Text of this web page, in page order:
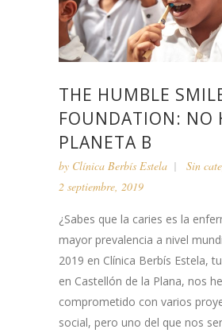
THE HUMBLE
FOUNDATION: NO
PLANETA B
by Clínica Berbís Estela
Sin
2 septiembre, 2019
¿Sabes que la caries es la
mayor prevalencia a nivel
2019 en Clínica Berbís Estela,
en Castellón de la Plana, nos
comprometido con varios
social, pero uno del que nos